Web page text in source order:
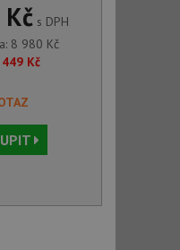
s DPH
8 980 Kč
449 Kč